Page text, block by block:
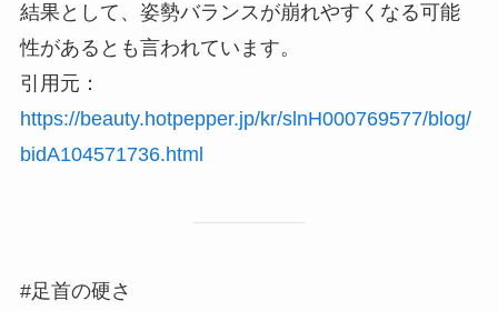
結果として、姿勢バランスが崩れやすくなる可能
性があるとも言われています。
引用元：
https://beauty.hotpepper.jp/kr/slnH000769577/blog/
bidA104571736.html
#足首の硬さ